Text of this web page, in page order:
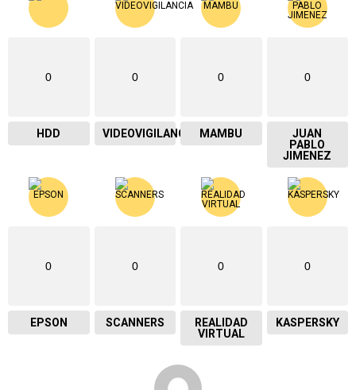
0
HDD
0
VIDEOVIGILANCIA
0
MAMBU
0
JUAN
PABLO
JIMENEZ
0
EPSON
0
SCANNERS
0
REALIDAD
VIRTUAL
0
KASPERSKY